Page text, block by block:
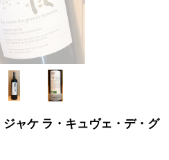
ャケ ラ・キュヴェ・デ・グ